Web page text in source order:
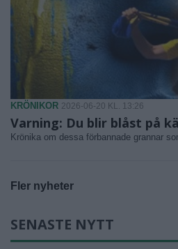
KRÖNIKOR 2026-06-20 KL. 13:26
Varning: Du blir blåst på
Krönika om dessa förbannade grannar
Fler nyheter
SENASTE NYTT